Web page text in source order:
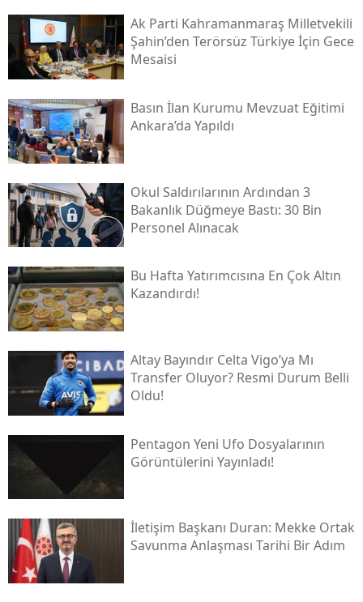
Ak Parti Kahramanmaraş Milletvekili
Şahin’den Terörsüz Türkiye İçin Gece
Mesaisi
Basın İlan Kurumu Mevzuat Eğitimi
Ankara’da Yapıldı
Okul Saldırılarının Ardından 3
Bakanlık Düğmeye Bastı: 30 Bin
Personel Alınacak
Bu Hafta Yatırımcısına En Çok Altın
Kazandırdı!
Altay Bayındır Celta Vigo’ya Mı
Transfer Oluyor? Resmi Durum Belli
Oldu!
Pentagon Yeni Ufo Dosyalarının
Görüntülerini Yayınladı!
İletişim Başkanı Duran: Mekke Ortak
Savunma Anlaşması Tarihi Bir Adım